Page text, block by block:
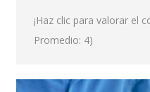
¡Haz clic para valorar el
Promedio: 4)